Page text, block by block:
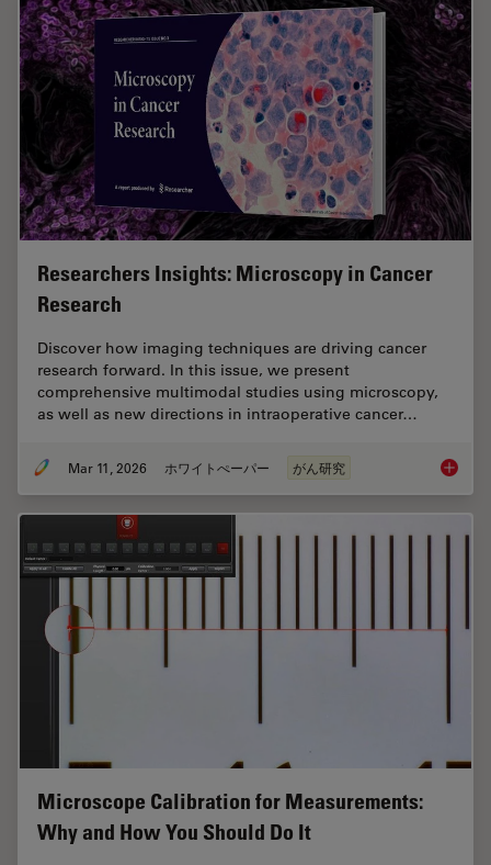
Researchers Insights: Microscopy in Cancer
Research
Discover how imaging techniques are driving cancer
research forward. In this issue, we present
comprehensive multimodal studies using microscopy,
as well as new directions in intraoperative cancer…
Mar 11, 2026 ホワイトぺーパー がん研究
Microscope Calibration for Measurements:
Why and How You Should Do It